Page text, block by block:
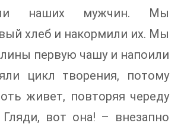
наших мужчин. Мы
хлеб и накормили их. Мы
первую чашу и напоили
цикл творения, потому
живет, повторяя череду
вот она! – внезапно